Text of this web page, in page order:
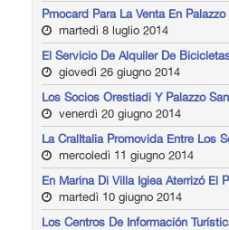
Pmocard Para La Venta En
martedì 8 luglio 2014
El Servicio De Alquiler De
giovedì 26 giugno 2014
Los Socios Orestiadi Y Palazzo
venerdì 20 giugno 2014
La CralItalia Promovida Entre Los
mercoledì 11 giugno 2014
En Marina Di Villa Igiea Aterrizó El
martedì 10 giugno 2014
Los Centros De Información